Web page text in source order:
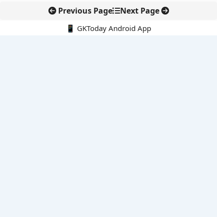
Previous Page Next Page
📱 GKToday Android App